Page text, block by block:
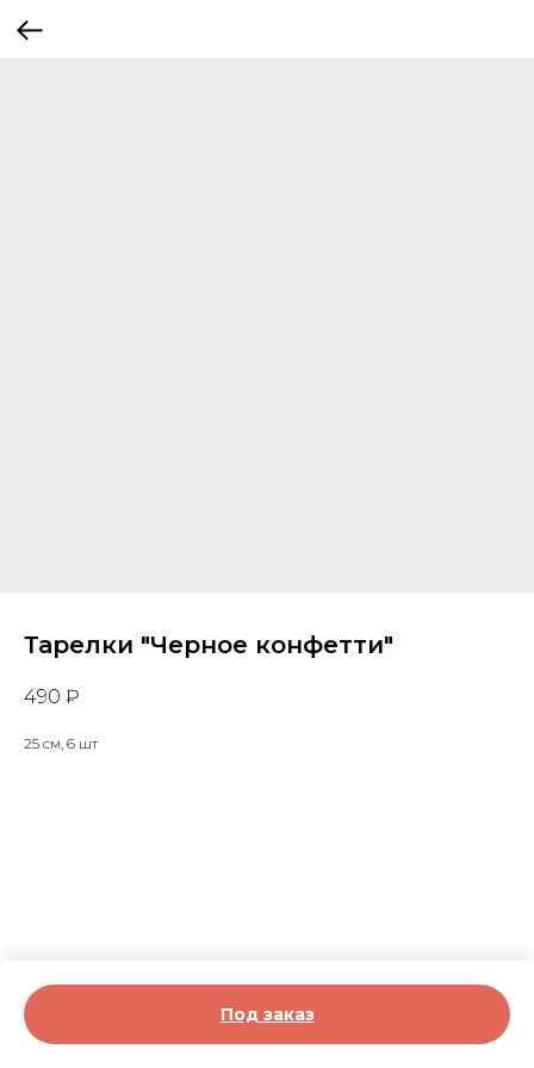
Тарелки "Черное конфетти"
490 ₽
Под заказ
25 см, 6 шт